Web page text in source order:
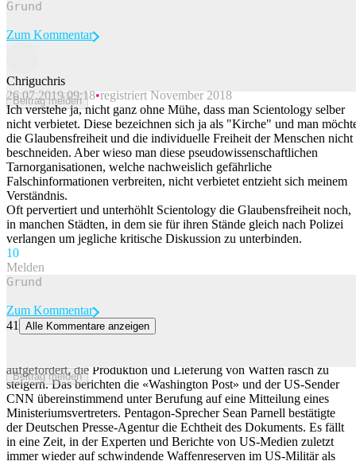
Beitrag melden
Zum Kommentar
Chriguchris
26.07.2019 09:18 registriert November 2018
Ich verstehe ja, nicht ganz ohne Mühe, dass man Scientology selber
nicht verbietet. Diese bezeichnen sich ja als "Kirche" und man
die Glaubensfreiheit und die individuelle Freiheit der Menschen nicht
beschneiden. Aber wieso man diese pseudowissenschaftlichen
Tarnorganisationen, welche nachweislich gefährliche
Falschinformationen verbreiten, nicht verbietet entzieht sich meinem
Verständnis.
Oft pervertiert und unterhöhlt Scientology die Glaubensfreiheit noch,
in manchen Städten, in dem sie für ihren Stände gleich nach Polizei
verlangen um jegliche kritische Diskussion zu unterbinden.
10
Melden
Beitrag melden
Zum Kommentar
41
Alle Kommentare anzeigen
aufgefordert, die Produktion und Lieferung von Waffen rasch zu
steigern. Das berichten die «Washington Post» und der US-Sender
CNN übereinstimmend unter Berufung auf eine Mitteilung eines
Ministeriumsvertreters. Pentagon-Sprecher Sean Parnell bestätigte
der Deutschen Presse-Agentur die Echtheit des Dokuments. Es fällt
in eine Zeit, in der Experten und Berichte von US-Medien zuletzt
immer wieder auf schwindende Waffenreserven im US-Militär als